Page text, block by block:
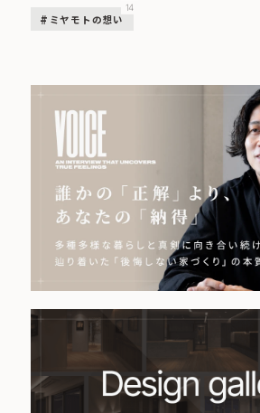
ミヤモトの想い
14